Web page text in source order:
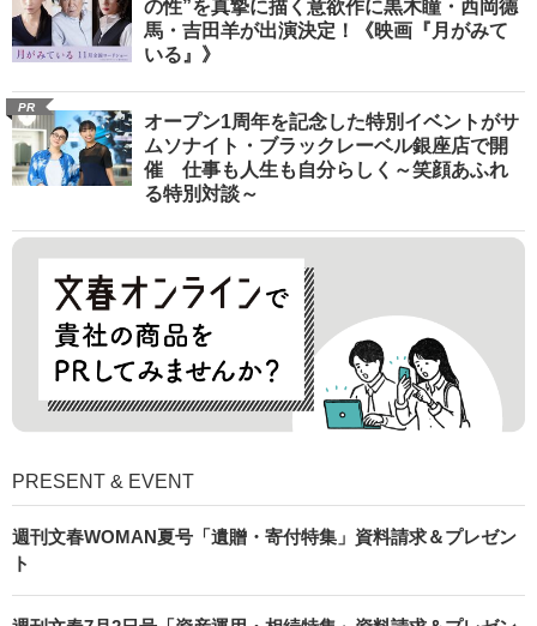
の性”を真摯に描く意欲作に黒木瞳・西岡德
馬・吉田羊が出演決定！《映画『月がみて
いる』》
PR
オープン1周年を記念した特別イベントがサ
ムソナイト・ブラックレーベル銀座店で開
催 仕事も人生も自分らしく～笑顔あふれ
る特別対談～
PRESENT & EVENT
週刊文春WOMAN夏号「遺贈・寄付特集」資料請求＆プレゼン
ト